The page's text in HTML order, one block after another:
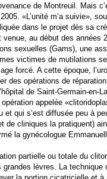
de Montreuil. Mais
«L’unité m’a suivie»,
dans le projet dès sa
venue, au début des années
sexuelles (Gams), une
victimes de mutilations
forcé. A cette époque,
des opérations de
de Saint-Germain-en-
appelée
et qui s’est diffusée peu à
de cliniques la pratiquent)
la gynécologue
partielle ou totale du
grandes lèvres. La technique